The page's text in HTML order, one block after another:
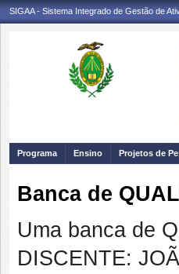
SIGAA - Sistema Integrado de Gestão de
Programa Ensino Projetos de
Banca de
Uma banca de
DISCENTE: